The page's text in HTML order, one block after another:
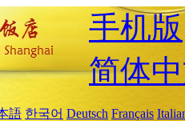
手机版
简体
語 한국어 Deutsch Français